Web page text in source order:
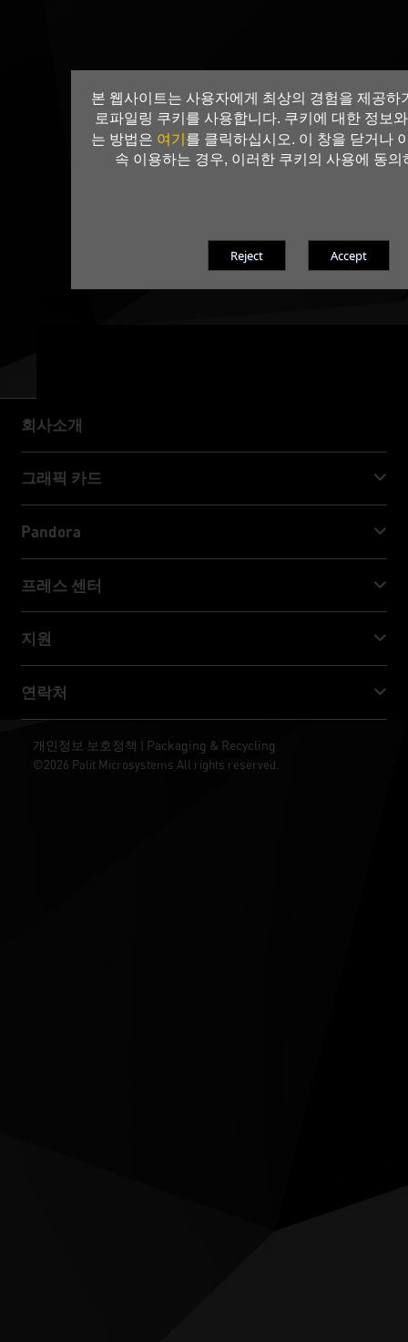
본 웹사이트는 사용자에게 최상의 경험을 제공하
로파일링 쿠키를 사용합니다. 쿠키에 대한 정보
는 방법은 여기를 클릭하십시오. 이 창을 닫거나
속 이용하는 경우, 이러한 쿠키의 사용에 동의
회사소개
회사소개
그래픽 카드
GeForce RTX™ 40 Series
GeForce RTX™ 30 Series
Pandora
NVIDIA Jetson Orin™ Nano Super
프레스 센터
소셜 미디어
수상 & 리뷰
지원
ThunderMaster
ARGB SYNC
연락처
판매처
개인정보 보호정책 | Packaging & Recycling
©2026 Palit Microsystems All rights reserved.